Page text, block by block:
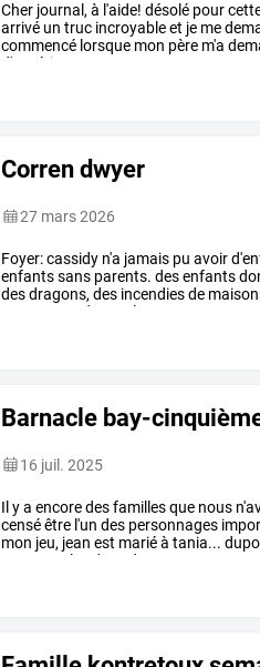
Cher journal, à l'aide! désolé pour
arrivé un truc incroyableet je me
commencé lorsque mon père m'a
d'expériences.
Corren dwyer
27 mars 2026
Foyer:cassidy n'a jamais pu avoir
enfantssans parents. desenfants
desdragons, des incendiesde
durs les
Barnacle bay-
16 juil. 2025
Il ya encoredesfamillesque nous
censéêtre l'un des personnages
mon jeu, jean est mariéà tania...
les deux des